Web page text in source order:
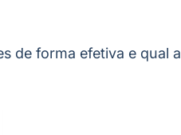
de forma efetiva e qual a